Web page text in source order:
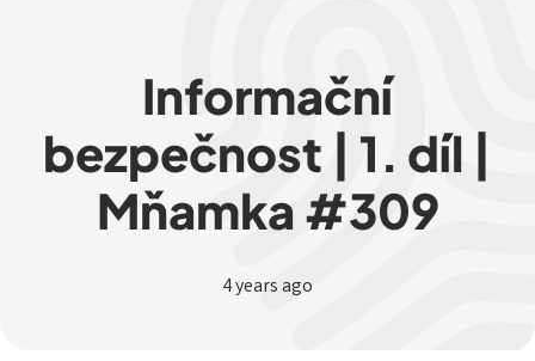
Informační
bezpečnost | 1. díl |
Mňamka #309
4 years ago